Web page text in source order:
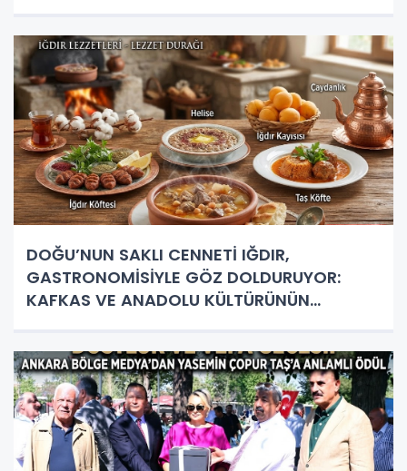
DOĞU’NUN SAKLI CENNETİ IĞDIR,
GASTRONOMİSİYLE GÖZ DOLDURUYOR:
KAFKAS VE ANADOLU KÜLTÜRÜNÜN